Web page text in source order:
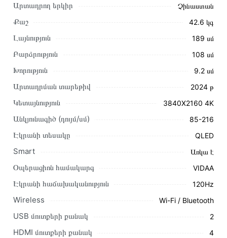
Այս ապրանքը գնելու համար սեղմեք
«Ավելացնել
զամբյուղին»
Կարող եք նաև պատվիրել՝ զանգահարելով կայքում նշված
կոնտակտային համարներին։
Կայքում տվյալ ապրանքի՝ Հեռուստացույց HISENSE
85E7NQ PRO առաքման և վճարման պայմանները վավեր
Մեր պրոֆեսիոնալ մենեջերները կմշակեն պատվերը և
պայմանները։ Նախքան առցանց պատվեր տեղադրելը,
խորհուրդ ենք տալիս կարդալ նկարագրությունը,
Արտադրող երկիր Չինաստան
Քաշ 42.6 կգ
Լայնություն 189 սմ
Բարձրություն 108 սմ
Խորություն 9․2 սմ
Արտադրման տարեթիվ 2024 թ
Կետայնություն 3840X2160 4K
Անկյունագիծ (դույմ/սմ) 85-216
Էկրանի տեսակը QLED
Smart Առկա է
Օպերացիոն համակարգ VIDAA
Էկրանի հաճախականություն 120Hz
Wireless Wi-Fi / Bluetooth
USB մուտքերի քանակ 2
HDMI մուտքերի քանակ 4